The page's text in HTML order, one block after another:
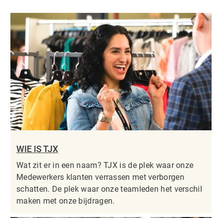
WIE IS TJX
Wat zit er in een naam? TJX is de plek waar onze
Medewerkers klanten verrassen met verborgen
schatten. De plek waar onze teamleden het verschil
maken met onze bijdragen.